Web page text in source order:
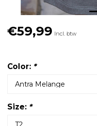
€59,99 Incl. btw
Color: *
Size: *